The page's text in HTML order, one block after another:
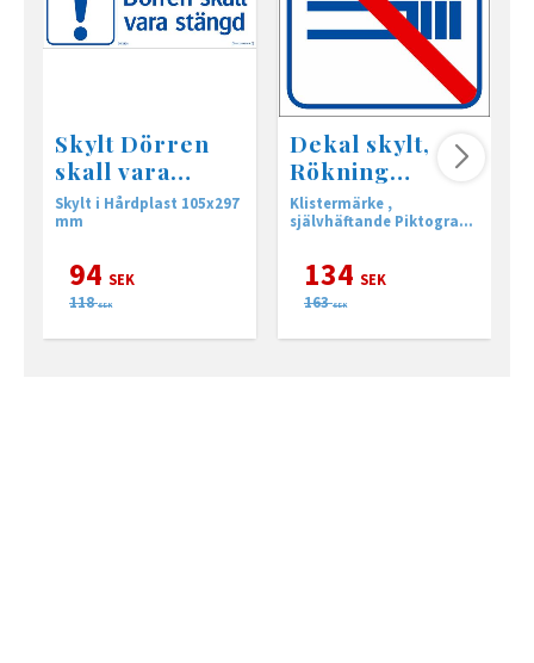
Skylt Dörren
skall vara
stängd
Skylt i Hårdplast 105x297
mm
94 SEK
118 SEK
Dekal skylt,
Rökning
förbjuden 5-
pack
Klistermärke ,
självhäftande Piktogram
134 SEK
163 SEK